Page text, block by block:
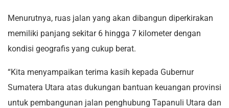
Menurutnya, ruas jalan yang akan dibangun diperkirakan
memiliki panjang sekitar 6 hingga 7 kilometer dengan
kondisi geografis yang cukup berat.
“Kita menyampaikan terima kasih kepada Gubernur
Sumatera Utara atas dukungan bantuan keuangan provinsi
untuk pembangunan jalan penghubung Tapanuli Utara dan